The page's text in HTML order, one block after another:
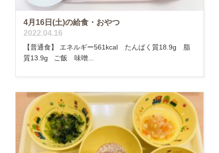
4月16日(土)の給食・おやつ
2022.04.16
【普通食】 エネルギー561kcal たんぱく質18.9g 脂
質13.9g ご飯 味噌...